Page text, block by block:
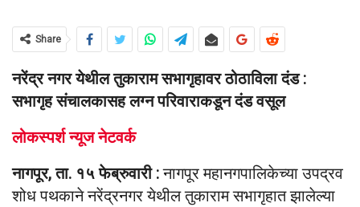
Share
नरेंद्र नगर येथील तुकाराम सभागृहावर ठोठाविला दंड :
सभागृह संचालकासह लग्न परिवाराकडून दंड वसूल
लोकस्पर्श न्यूज नेटवर्क
नागपूर, ता. १५ फेब्रुवारी :नागपूर महानगपालिकेच्या उपद्रव
शोध पथकाने नरेंद्रनगर येथील तुकाराम सभागृहात झालेल्या